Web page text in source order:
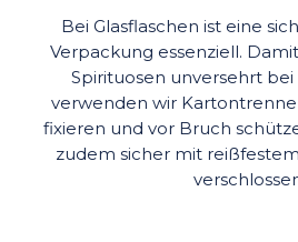
Bei Glasflaschen ist eine
Verpackung essenziell.
Spirituosen unversehrt
verwenden wir
fixieren und vor Bruch
zudem sicher mit